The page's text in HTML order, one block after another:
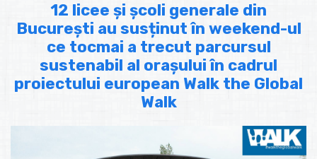
12 licee și școli generale din
București au susținut în weekend-ul
ce tocmai a trecut parcursul
sustenabil al orașului în cadrul
proiectului european Walk the Global
Walk